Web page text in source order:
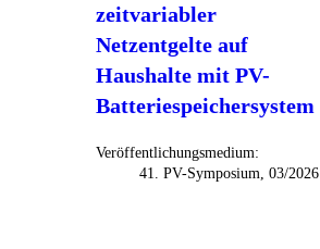
zeitvariabler
Netzentgelte auf
Haushalte mit PV-
Batteriespeichersystem
Veröffentlichungsmedium:
41. PV-Symposium, 03/2026